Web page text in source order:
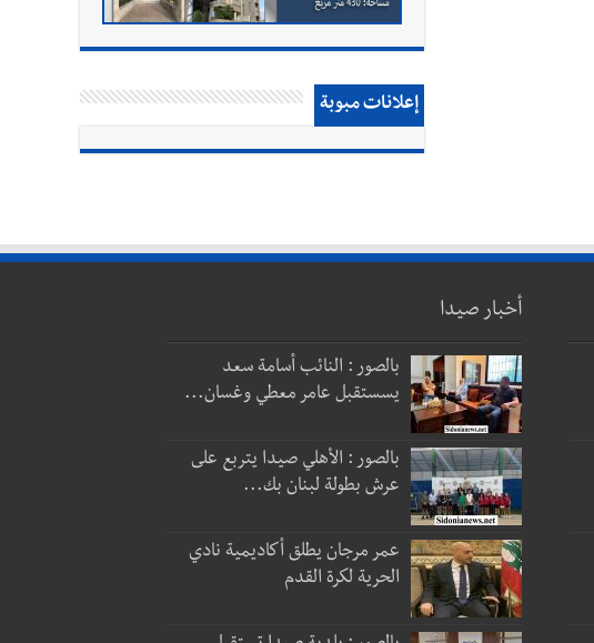
إعلانات مبوبة
أخبار صيدا
بالصور : النائب أسامة سعد
يسستقبل عامر معطي وغسان...
بالصور : الأهلي صيدا يتربع على
عرش بطولة لبنان بك...
عمر مرجان يطلق أكاديمية نادي
الحرية لكرة القدم